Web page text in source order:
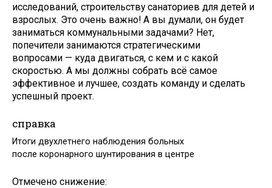
исследований, строительству санаториев для детей и
взрослых. Это очень важно! А вы думали, он будет
заниматься коммунальными задачами? Нет,
попечители занимаются стратегическими
вопросами — куда двигаться, с кем и с какой
скоростью. А мы должны собрать всё самое
эффективное и лучшее, создать команду и сделать
успешный проект.
справка
Итоги двухлетнего наблюдения больных
после коронарного шунтирования в центре
Отмечено снижение: